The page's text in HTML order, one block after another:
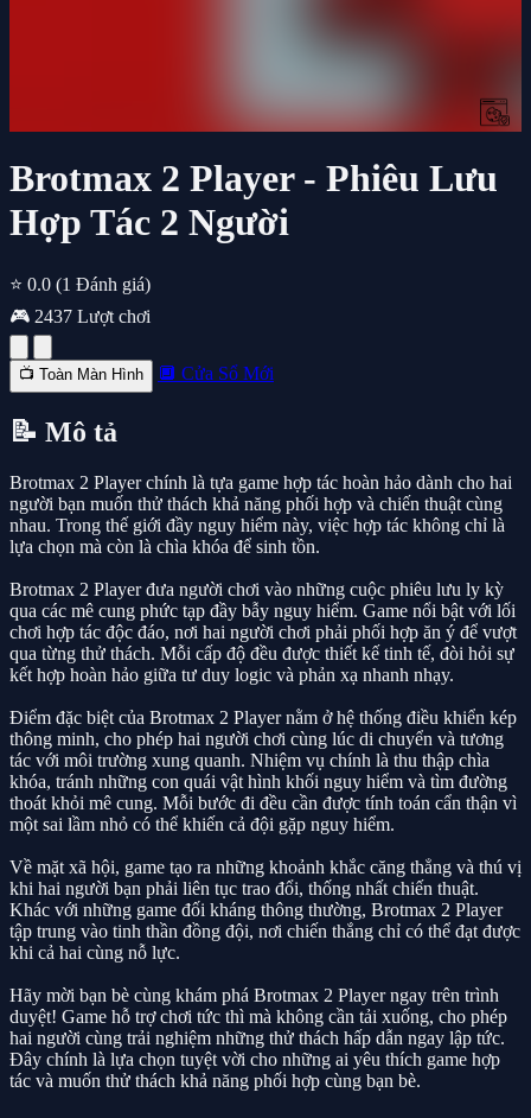
Brotmax 2 Player - Phiêu Lưu
Hợp Tác 2 Người
⭐ 0.0 (1 Đánh giá)
🎮 2437 Lượt chơi
📺 Toàn Màn Hình 🔲 Cửa Sổ Mới
📝 Mô tả
Brotmax 2 Player chính là tựa game hợp tác hoàn hảo dành cho hai
người bạn muốn thử thách khả năng phối hợp và chiến thuật cùng
nhau. Trong thế giới đầy nguy hiểm này, việc hợp tác không chỉ là
lựa chọn mà còn là chìa khóa để sinh tồn.
Brotmax 2 Player đưa người chơi vào những cuộc phiêu lưu ly kỳ
qua các mê cung phức tạp đầy bẫy nguy hiểm. Game nổi bật với lối
chơi hợp tác độc đáo, nơi hai người chơi phải phối hợp ăn ý để vượt
qua từng thử thách. Mỗi cấp độ đều được thiết kế tinh tế, đòi hỏi sự
kết hợp hoàn hảo giữa tư duy logic và phản xạ nhanh nhạy.
Điểm đặc biệt của Brotmax 2 Player nằm ở hệ thống điều khiển kép
thông minh, cho phép hai người chơi cùng lúc di chuyển và tương
tác với môi trường xung quanh. Nhiệm vụ chính là thu thập chìa
khóa, tránh những con quái vật hình khối nguy hiểm và tìm đường
thoát khỏi mê cung. Mỗi bước đi đều cần được tính toán cẩn thận vì
một sai lầm nhỏ có thể khiến cả đội gặp nguy hiểm.
Về mặt xã hội, game tạo ra những khoảnh khắc căng thẳng và thú vị
khi hai người bạn phải liên tục trao đổi, thống nhất chiến thuật.
Khác với những game đối kháng thông thường, Brotmax 2 Player
tập trung vào tinh thần đồng đội, nơi chiến thắng chỉ có thể đạt được
khi cả hai cùng nỗ lực.
Hãy mời bạn bè cùng khám phá Brotmax 2 Player ngay trên trình
duyệt! Game hỗ trợ chơi tức thì mà không cần tải xuống, cho phép
hai người cùng trải nghiệm những thử thách hấp dẫn ngay lập tức.
Đây chính là lựa chọn tuyệt vời cho những ai yêu thích game hợp
tác và muốn thử thách khả năng phối hợp cùng bạn bè.